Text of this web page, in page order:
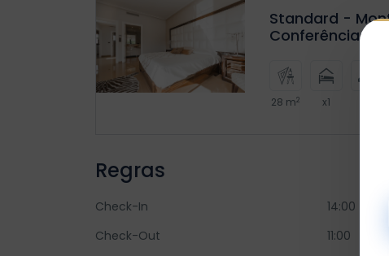
Standard -
Conferências
28 m2 x1
Regras
Check-In
14:00
Check-Out
11:00